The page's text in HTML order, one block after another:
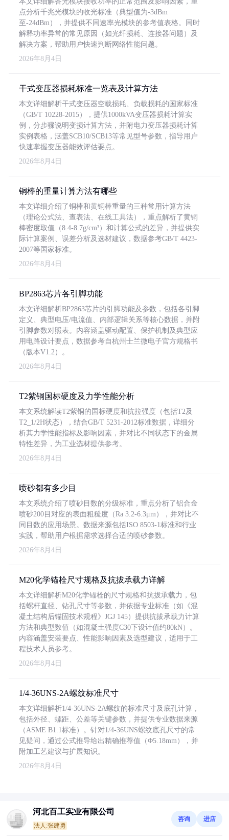
点分析千兆光模块的收光标准（典型值为-3dBm
至-24dBm），并提供不同速率光模块的参考值表格。同时
解释功率异常的常见原因（如光纤损耗、连接器问题）及
解决方案，帮助用户快速判断网络性能问题。
2026年8月4日
干式变压器损耗标准一览表及计算方法
本文详细解析干式变压器空载损耗、负载损耗的国家标准
（GB/T 10228-2015），提供1000kVA变压器损耗计算实
例，分步骤说明变损计算方法，并附电力变压器损耗计算
实例表格，涵盖SCB10/SCB13等常见型号参数，指导用户
快速掌握变压器能效评估要点。
2026年8月4日
铜棒的重量计算方法有哪些
本文详细介绍了铜棒和黄铜棒重量的三种常用计算方法
（理论公式法、查表法、在线工具法），重点解析了黄铜
棒密度取值（8.4-8.7g/cm³）和计算公式的差异，并提供实
际计算案例、误差分析及选材建议，数据参考GB/T 4423-
2007等国家标准。
2026年8月4日
BP2863芯片各引脚功能
本文详细解析BP2863芯片的引脚功能及参数，包括各引脚
定义、典型电压/电流值、内部逻辑关系等核心数据，并附
引脚参数对照表。内容涵盖驱动配置、保护机制及典型应
用电路设计要点，数据参考自杭州士兰微电子官方规格书
（版本V1.2）。
2026年8月4日
T2紫铜国标硬度及力学性能分析
本文系统解读T2紫铜的国标硬度和抗拉强度（包括T2及
T2_1/2H状态），结合GB/T 5231-2012标准数据，详细分
析其力学性能指标及影响因素，并对比不同状态下的金属
特性差异，为工业选材提供参考。
2026年8月4日
喷砂都有多少目
本文系统介绍了喷砂目数的分级标准，重点分析了铝合金
喷砂200目对应的表面粗糙度（Ra 3.2-6.3μm），并对比不
同目数的应用场景。数据来源包括ISO 8503-1标准和行业
实践，帮助用户根据需求选择合适的喷砂参数。
2026年8月4日
M20化学锚栓尺寸规格及抗拔承载力详解
本文详细解析M20化学锚栓的尺寸规格和抗拔承载力，包
括螺杆直径、钻孔尺寸等参数，并依据专业标准（如《混
凝土结构后锚固技术规程》JGJ 145）提供抗拔承载力计算
方法和典型数值（如混凝土强度C30下设计值约80kN）。
内容涵盖安装要点、性能影响因素及选型建议，适用于工
程技术人员参考。
2026年8月4日
1/4-36UNS-2A螺纹标准尺寸
本文详细解析1/4-36UNS-2A螺纹的标准尺寸及底孔计算，
包括外径、螺距、公差等关键参数，并提供专业数据来源
（ASME B1.1标准）。针对1/4-36UNS螺纹底孔尺寸的常
见疑问，通过公式推导给出精确推荐值（Φ5.18mm），并
附加工艺建议与扩展知识。
2026年8月4日
河北百工实业有限公司
法人:张建勇
咨询 进店